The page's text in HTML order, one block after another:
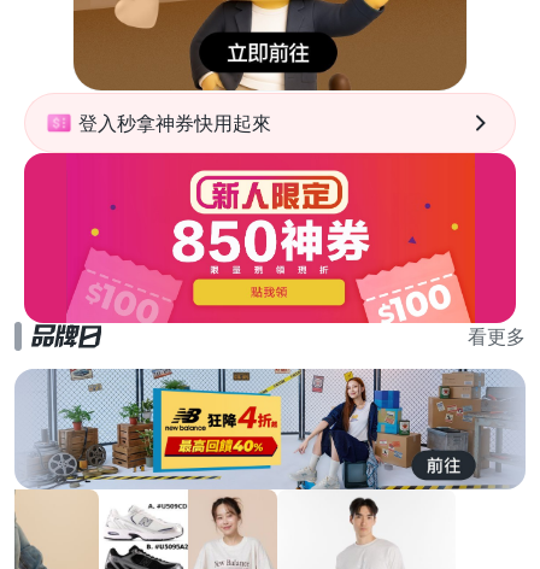
登入秒拿神券快用起來
看更多